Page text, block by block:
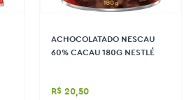
ACHOCOLATADO NESCAU
60% CACAU 180G NESTLÉ
R$ 20,50